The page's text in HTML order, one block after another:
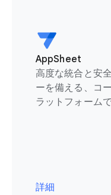
AppSheet
高度な統合と安
ーを備える、コ
ラットフォームで
詳細